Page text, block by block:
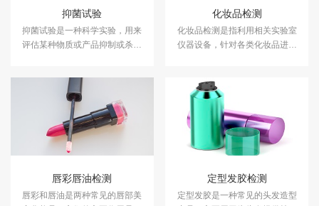
抑菌试验
抑菌试验是一种科学实验，用来
评估某种物质或产品抑制或杀灭
产品抑菌试验服务，具备CMA、
CNAS资质认证.
化妆品检测
化妆品检测是指利用相关实验室
仪器设备，针对各类化妆品进行
量和使用安全，保障消费者健
康。中科检测开展化妆品检测服
务，具备CMA、CNAS资质认
证。
唇彩唇油检测
唇彩和唇油是两种常见的唇部美
定型发胶检测
定型发胶是一种常见的头发造型